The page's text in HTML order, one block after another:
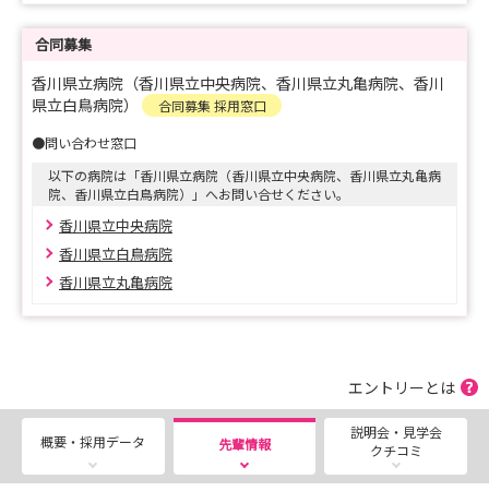
合同募集
香川県立病院（香川県立中央病院、香川県立丸亀病院、香川
県立白鳥病院）
合同募集 採用窓口
●問い合わせ窓口
以下の病院は「香川県立病院（香川県立中央病院、香川県立丸亀病
院、香川県立白鳥病院）」へお問い合せください。
香川県立中央病院
香川県立白鳥病院
香川県立丸亀病院
エントリーとは
概要・採用データ 先輩情報
説明会・見学会
クチコミ